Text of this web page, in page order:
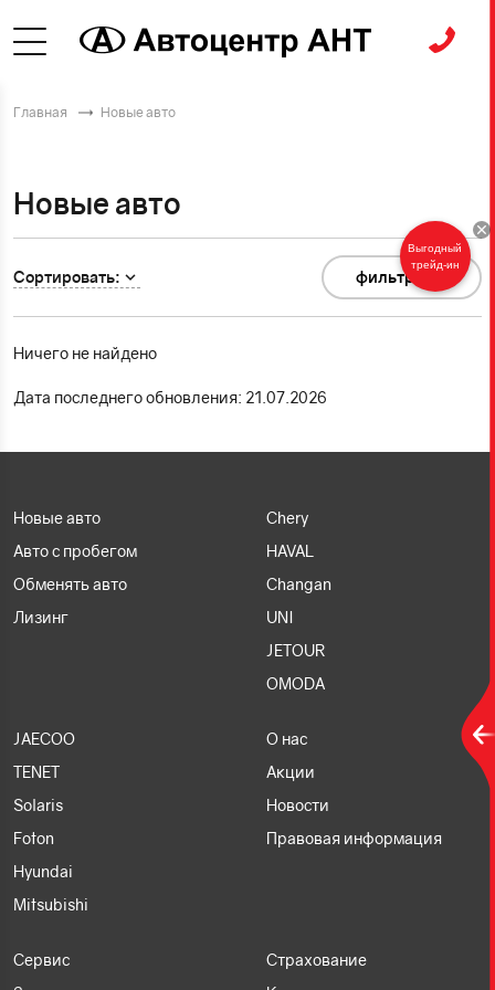
Главная Новые авто
Новые авто
Сортировать: фильтр 0
Ничего не найдено
Дата последнего обновления: 21.07.2026
Новые авто
Авто с пробегом
Обменять авто
Лизинг
Chery
HAVAL
Changan
UNI
JETOUR
OMODA
JAECOO
TENET
Solaris
Foton
Hyundai
Mitsubishi
О нас
Акции
Новости
Правовая информация
Сервис
Страхование
Выгодный
трейд-ин